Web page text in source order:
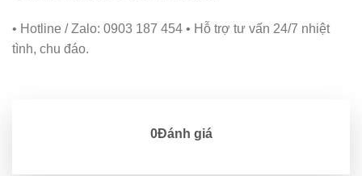
• Hotline / Zalo: 0903 187 454 • Hỗ trợ tư vấn 24/7 nhiệt
tình, chu đáo.
0Đánh giá